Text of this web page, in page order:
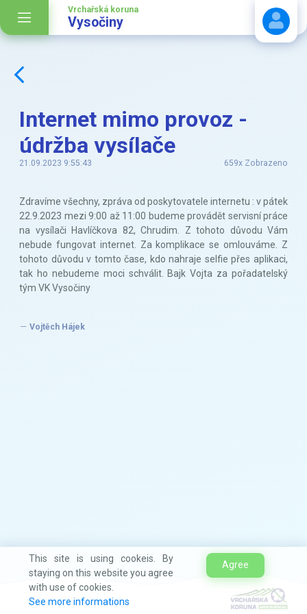
Vrchařská koruna
Vysočiny
Internet mimo provoz -
údržba vysílače
21.09.2023 9:55:43 659x Zobrazeno
Zdravíme všechny, zpráva od poskytovatele internetu : v pátek
22.9.2023 mezi 9:00 až 11:00 budeme provádět servisní práce
na vysílači Havlíčkova 82, Chrudim. Z tohoto důvodu Vám
nebude fungovat internet. Za komplikace se omlouváme. Z
tohoto důvodu v tomto čase, kdo nahraje selfie přes aplikaci,
tak ho nebudeme moci schválit. Bajk Vojta za pořadatelský
tým VK Vysočiny
Vojtěch Hájek
This site is using cookeis. By
staying on this website you agree
with use of cookies.
See more informations
Agree